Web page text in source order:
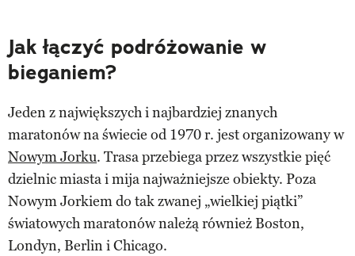
Jak łączyć podróżowanie w
bieganiem?
Jeden z największych i najbardziej znanych
maratonów na świecie od 1970 r. jest organizowany w
Nowym Jorku. Trasa przebiega przez wszystkie pięć
dzielnic miasta i mija najważniejsze obiekty. Poza
Nowym Jorkiem do tak zwanej „wielkiej piątki”
światowych maratonów należą również Boston,
Londyn, Berlin i Chicago.